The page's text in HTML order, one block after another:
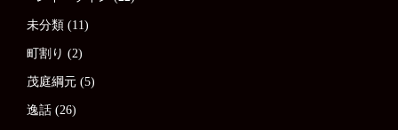
未分類 (11)
町割り (2)
茂庭綱元 (5)
逸話 (26)